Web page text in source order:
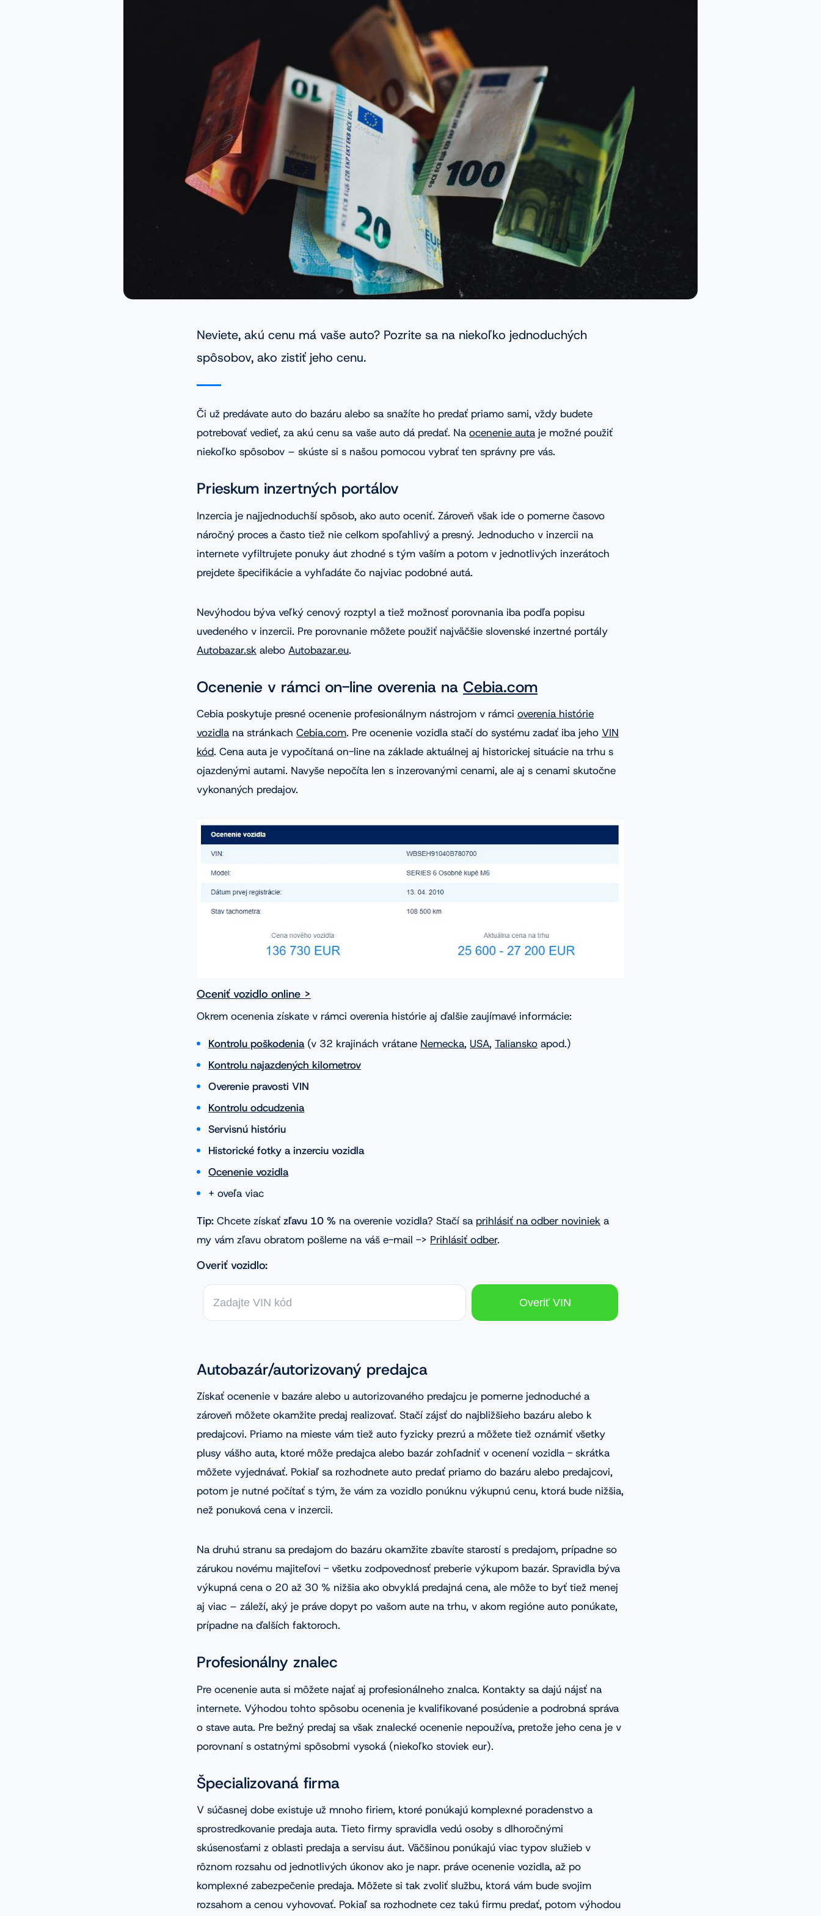
Neviete, akú cenu má vaše auto? Pozrite sa na niekoľko jednoduchých
spôsobov, ako zistiť jeho cenu.
Či už predávate auto do bazáru alebo sa snažíte ho predať priamo sami, vždy budete
potrebovať vedieť, za akú cenu sa vaše auto dá predať. Na ocenenie auta je možné použiť
niekoľko spôsobov – skúste si s našou pomocou vybrať ten správny pre vás.
Prieskum inzertných portálov
Inzercia je najjednoduchší spôsob, ako auto oceniť. Zároveň však ide o pomerne časovo
náročný proces a často tiež nie celkom spoľahlivý a presný. Jednoducho v inzercii na
internete vyfiltrujete ponuky áut zhodné s tým vaším a potom v jednotlivých inzerátoch
prejdete špecifikácie a vyhľadáte čo najviac podobné autá.
Nevýhodou býva veľký cenový rozptyl a tiež možnosť porovnania iba podľa popisu
uvedeného v inzercii. Pre porovnanie môžete použiť najväčšie slovenské inzertné portály
Autobazar.sk alebo Autobazar.eu.
Ocenenie v rámci on-line overenia na Cebia.com
Cebia poskytuje presné ocenenie profesionálnym nástrojom v rámci overenia histórie
vozidla na stránkach Cebia.com. Pre ocenenie vozidla stačí do systému zadať iba jeho VIN
kód. Cena auta je vypočítaná on-line na základe aktuálnej aj historickej situácie na trhu s
ojazdenými autami. Navyše nepočíta len s inzerovanými cenami, ale aj s cenami skutočne
vykonaných predajov.
Oceniť vozidlo online >
Okrem ocenenia získate v rámci overenia histórie aj ďalšie zaujímavé informácie:
Kontrolu poškodenia (v 32 krajinách vrátane Nemecka, USA,Taliansko apod.)
Kontrolu najazdených kilometrov
Overenie pravosti VIN
Kontrolu odcudzenia
Servisnú históriu
Historické fotky a inzerciu vozidla
Ocenenie vozidla
+ oveľa viac
Tip: Chcete získať zľavu 10 % na overenie vozidla? Stačí sa prihlásiť na odber noviniek a
my vám zľavu obratom pošleme na váš e-mail -> Prihlásiť odber.
Overiť vozidlo:
Autobazár/autorizovaný predajca
Získať ocenenie v bazáre alebo u autorizovaného predajcu je pomerne jednoduché a
zároveň môžete okamžite predaj realizovať. Stačí zájsť do najbližšieho bazáru alebo k
predajcovi. Priamo na mieste vám tiež auto fyzicky prezrú a môžete tiež oznámiť všetky
plusy vášho auta, ktoré môže predajca alebo bazár zohľadniť v ocenení vozidla - skrátka
môžete vyjednávať. Pokiaľ sa rozhodnete auto predať priamo do bazáru alebo predajcovi,
potom je nutné počítať s tým, že vám za vozidlo ponúknu výkupnú cenu, ktorá bude nižšia,
než ponuková cena v inzercii.
Na druhú stranu sa predajom do bazáru okamžite zbavíte starostí s predajom, prípadne so
zárukou novému majiteľovi - všetku zodpovednosť preberie výkupom bazár. Spravidla býva
výkupná cena o 20 až 30 % nižšia ako obvyklá predajná cena, ale môže to byť tiež menej
aj viac – záleží, aký je práve dopyt po vašom aute na trhu, v akom regióne auto ponúkate,
prípadne na ďalších faktoroch.
Profesionálny znalec
Pre ocenenie auta si môžete najať aj profesionálneho znalca. Kontakty sa dajú nájsť na
internete. Výhodou tohto spôsobu ocenenia je kvalifikované posúdenie a podrobná správa
o stave auta. Pre bežný predaj sa však znalecké ocenenie nepoužíva, pretože jeho cena je v
porovnaní s ostatnými spôsobmi vysoká (niekoľko stoviek eur).
Špecializovaná firma
V súčasnej dobe existuje už mnoho firiem, ktoré ponúkajú komplexné poradenstvo a
sprostredkovanie predaja auta. Tieto firmy spravidla vedú osoby s dlhoročnými
skúsenosťami z oblasti predaja a servisu áut. Väčšinou ponúkajú viac typov služieb v
rôznom rozsahu od jednotlivých úkonov ako je napr. práve ocenenie vozidla, až po
komplexné zabezpečenie predaja. Môžete si tak zvoliť službu, ktorá vám bude svojim
rozsahom a cenou vyhovovať. Pokiaľ sa rozhodnete cez takú firmu predať, potom výhodou